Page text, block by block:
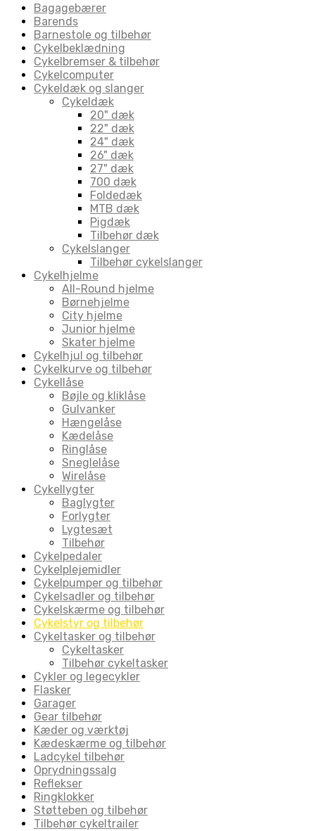
Bagagebærer
Barends
Barnestole og tilbehør
Cykelbeklædning
Cykelbremser & tilbehør
Cykelcomputer
Cykeldæk og slanger
Cykeldæk
20" dæk
22" dæk
24" dæk
26" dæk
27" dæk
700 dæk
Foldedæk
MTB dæk
Pigdæk
Tilbehør dæk
Cykelslanger
Tilbehør cykelslanger
Cykelhjelme
All-Round hjelme
Børnehjelme
City hjelme
Junior hjelme
Skater hjelme
Cykelhjul og tilbehør
Cykelkurve og tilbehør
Cykellåse
Bøjle og kliklåse
Gulvanker
Hængelåse
Kædelåse
Ringlåse
Sneglelåse
Wirelåse
Cykellygter
Baglygter
Forlygter
Lygtesæt
Tilbehør
Cykelpedaler
Cykelplejemidler
Cykelpumper og tilbehør
Cykelsadler og tilbehør
Cykelskærme og tilbehør
Cykelstyr og tilbehør
Cykeltasker og tilbehør
Cykeltasker
Tilbehør cykeltasker
Cykler og legecykler
Flasker
Garager
Gear tilbehør
Kæder og værktøj
Kædeskærme og tilbehør
Ladcykel tilbehør
Oprydningssalg
Reflekser
Ringklokker
Støtteben og tilbehør
Tilbehør cykeltrailer